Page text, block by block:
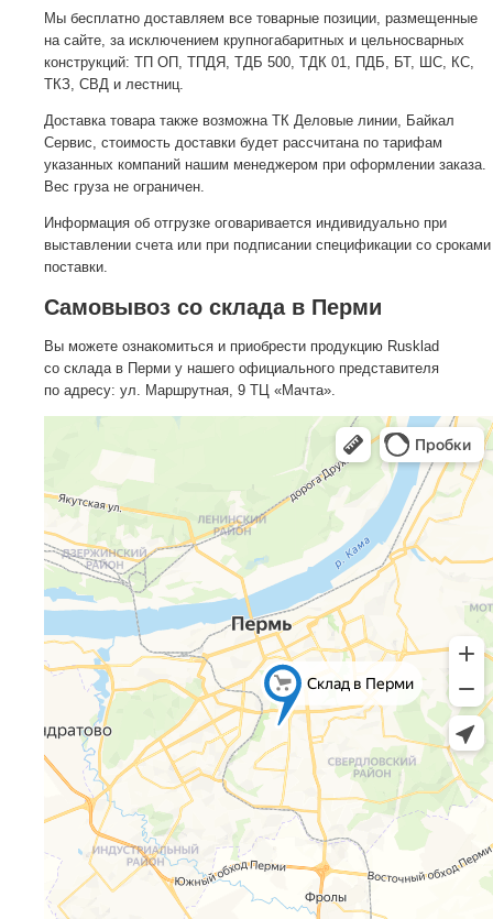
Мы бесплатно доставляем все товарные позиции, размещенные
на сайте, за исключением крупногабаритных и цельносварных
конструкций: ТП ОП, ТПДЯ, ТДБ 500, ТДК 01, ПДБ, БТ, ШС, КС,
ТКЗ, СВД и лестниц.
Доставка товара также возможна ТК Деловые линии, Байкал
Сервис, стоимость доставки будет рассчитана по тарифам
указанных компаний нашим менеджером при оформлении заказа.
Вес груза не ограничен.
Информация об отгрузке оговаривается индивидуально при
выставлении счета или при подписании спецификации со сроками
поставки.
Самовывоз со склада в Перми
Вы можете ознакомиться и приобрести продукцию Rusklad
со склада в Перми у нашего официального представителя
по адресу: ул. Маршрутная, 9 ТЦ «Мачта».